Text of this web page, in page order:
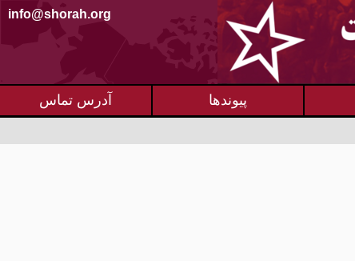
info@shorah.org
پیوندها آدرس تماس